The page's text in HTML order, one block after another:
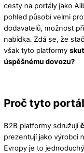
cesty na portály jako
pohled působí velmi
dodavatelů, možnost
nabídka. Zdá se, že
však tyto platformy
úspěšnému dovozu?
Proč tyto
B2B platformy sdružují
prezentují jako výrobci
Evropy je to